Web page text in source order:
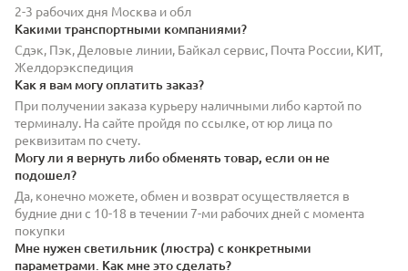
2-3 рабочих дня Москва и обл
Какими транспортными компаниями?
Сдэк, Пэк, Деловые линии, Байкал сервис, Почта России, КИТ,
Желдорэкспедиция
Как я вам могу оплатить заказ?
При получении заказа курьеру наличными либо картой по
терминалу. На сайте пройдя по ссылке, от юр лица по
реквизитам по счету.
Могу ли я вернуть либо обменять товар, если он не
подошел?
Да, конечно можете, обмен и возврат осуществляется в
будние дни с 10-18 в течении 7-ми рабочих дней с момента
покупки
Мне нужен светильник (люстра) с конкретными
параметрами. Как мне это сделать?